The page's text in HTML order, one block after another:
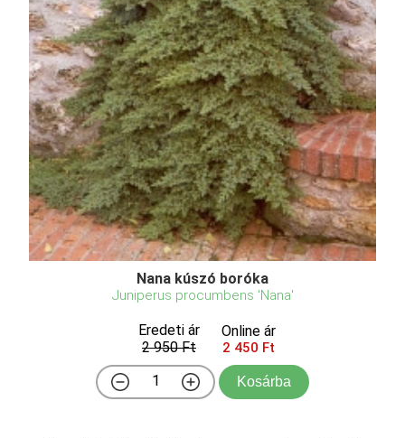
Nana kúszó boróka
Juniperus procumbens 'Nana'
Eredeti ár
2 950 Ft
Online ár
2 450 Ft
Kosárba